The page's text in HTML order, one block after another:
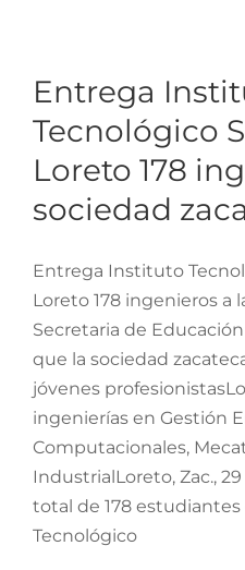
Loreto 178
sociedad
Entrega
Tecnológico
Loreto 178
sociedad
Entrega Instituto
Loreto 178 ingenieros a
Secretaria de
que la sociedad
jóvenes
ingenierías en Gestión
Computacionales,
IndustrialLoreto, Zac.,
total de 178
Tecnológico